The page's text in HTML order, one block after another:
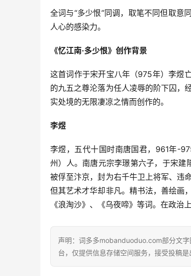
全词与“多少恨”同调，取笔不同但取意
人心的感染力。
《忆江南·多少恨》创作背景
这首词作于宋开宝八年（975年）李煜
的九五之尊沦落为任人凌辱的阶下囚，
实处境的无限凄凉之情而创作的。
李煜
李煜，五代十国时南唐国君，961年-
州）人。南唐元宗李璟第六子，于宋建
被俘至汴京，封为右千牛卫上将军、违
但其艺术才华却非凡。精书法，善绘画
《浪淘沙》、《乌夜啼》等词。在政治
声明：词多多mobanduoduo.com部分文
台，仅提供信息存储空间服务，接受投稿